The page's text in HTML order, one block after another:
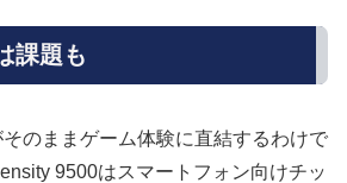
課題も
のままゲーム体験に直結するわけで
9500はスマートフォン向けチッ